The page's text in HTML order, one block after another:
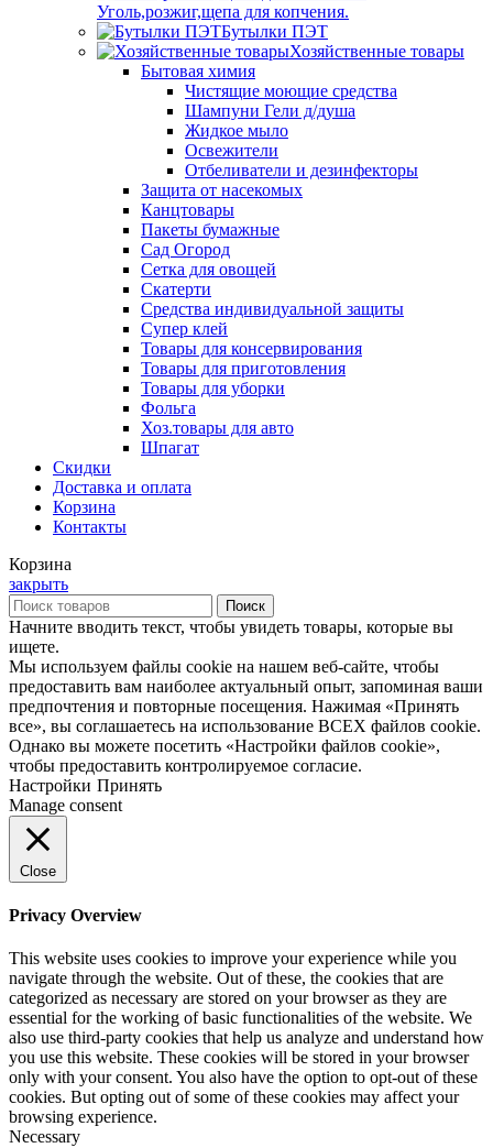
Уголь,розжиг,щепа для копчения.
Бутылки ПЭТ
Хозяйственные товары
Бытовая химия
Чистящие моющие средства
Шампуни Гели д/душа
Жидкое мыло
Освежители
Отбеливатели и дезинфекторы
Защита от насекомых
Канцтовары
Пакеты бумажные
Сад Огород
Сетка для овощей
Скатерти
Средства индивидуальной защиты
Супер клей
Товары для консервирования
Товары для приготовления
Товары для уборки
Фольга
Хоз.товары для авто
Шпагат
Скидки
Доставка и оплата
Корзина
Контакты
Корзина
закрыть
Поиск
Начните вводить текст, чтобы увидеть товары, которые вы
ищете.
Мы используем файлы cookie на нашем веб-сайте, чтобы
предоставить вам наиболее актуальный опыт, запоминая ваши
предпочтения и повторные посещения. Нажимая «Принять
все», вы соглашаетесь на использование ВСЕХ файлов cookie.
Однако вы можете посетить «Настройки файлов cookie»,
чтобы предоставить контролируемое согласие.
Настройки Принять
Manage consent
Close
Privacy Overview
This website uses cookies to improve your experience while you
navigate through the website. Out of these, the cookies that are
categorized as necessary are stored on your browser as they are
essential for the working of basic functionalities of the website. We
also use third-party cookies that help us analyze and understand how
you use this website. These cookies will be stored in your browser
only with your consent. You also have the option to opt-out of these
cookies. But opting out of some of these cookies may affect your
browsing experience.
Necessary